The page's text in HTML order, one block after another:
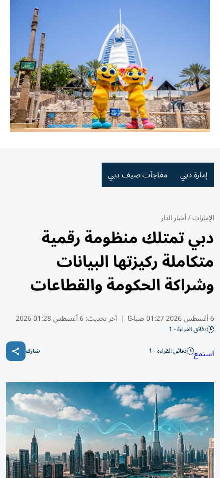
إمارة دبي مفاجآت صيف دبي
الإمارات/أخبار الدار
دبي تمتلك منظومة رقمية
متكاملة ركيزتها البيانات
وشراكة الحكومة والقطاعات
6 أغسطس 2026 01:27 صباحًا | آخر تحديث:6 أغسطس 01:28 2026
دقائق القراءة - 1
استمع دقائق القراءة - 1 شارك